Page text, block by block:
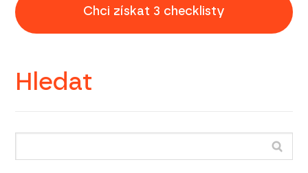
Chci získat 3 checklisty
Hledat